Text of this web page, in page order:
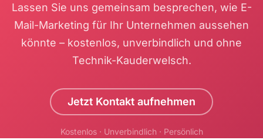
Lassen Sie uns gemeinsam besprechen, wie E-
Mail-Marketing für Ihr Unternehmen aussehen
könnte – kostenlos, unverbindlich und ohne
Technik-Kauderwelsch.
Jetzt Kontakt aufnehmen
Kostenlos · Unverbindlich · Persönlich